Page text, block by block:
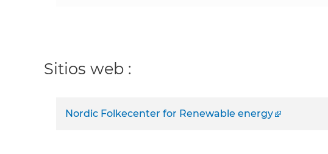
Sitios web :
Nordic Folkecenter for Renewable energy